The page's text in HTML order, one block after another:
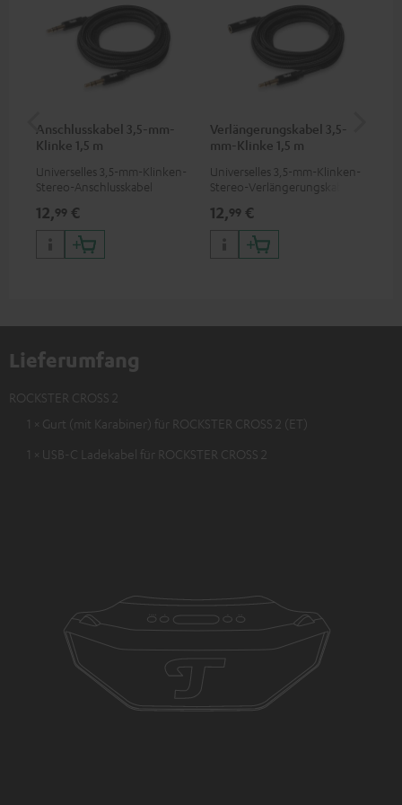
Anschlusskabel 3,5-mm-
Klinke 1,5 m
Universelles 3,5-mm-Klinken-
Stereo-Anschlusskabel
12,99 €
Verlängerungskabel 3,5-
mm-Klinke 1,5 m
Universelles 3,5-mm-Klinken-
Stereo-Verlängerungskabel
12,99 €
Lieferumfang
ROCKSTER CROSS 2
1 × Gurt (mit Karabiner) für ROCKSTER CROSS 2 (ET)
1 × USB-C Ladekabel für ROCKSTER CROSS 2